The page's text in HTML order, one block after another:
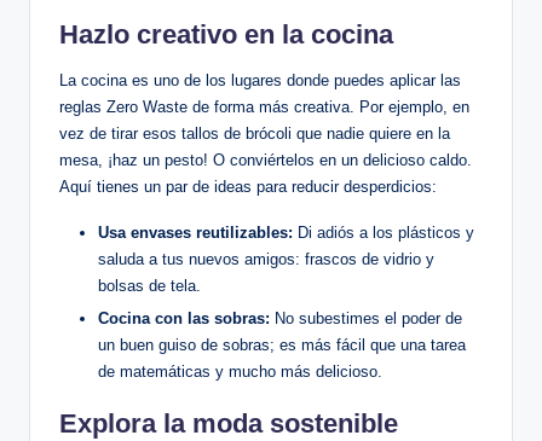
Hazlo creativo en la cocina
La cocina es uno de los lugares donde puedes aplicar las
reglas Zero Waste de forma más creativa. Por ejemplo, en
vez de tirar esos tallos de brócoli que nadie quiere en la
mesa, ¡haz un pesto! O conviértelos en un delicioso caldo.
Aquí tienes un par de ideas para reducir desperdicios:
Usa envases reutilizables: Di adiós a los plásticos y
saluda a tus nuevos amigos: frascos de vidrio y
bolsas de tela.
Cocina con las sobras: No subestimes el poder de
un buen guiso de sobras; es más fácil que una tarea
de matemáticas y mucho más delicioso.
Explora la moda sostenible